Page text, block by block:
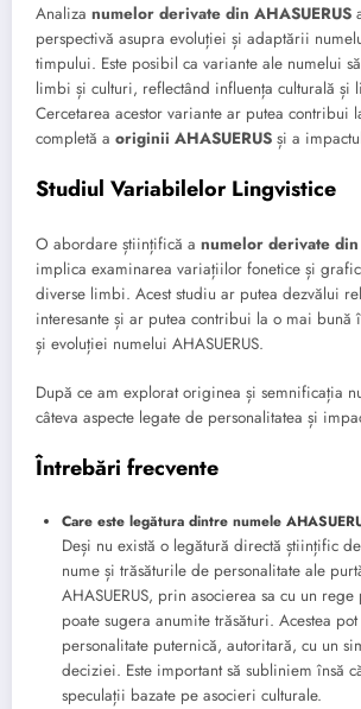
Analiza numelor derivate din AHASUERUS
perspectivă asupra evoluției și adaptării
timpului. Este posibil ca variante ale numelui
limbi și culturi, reflectând influența culturală și
Cercetarea acestor variante ar putea contribui
completă a originii AHASUERUS și a
Studiul Variabilelor Lingvistice
O abordare științifică a numelor derivate din
implica examinarea variațiilor fonetice și
diverse limbi. Acest studiu ar putea dezvălui
interesante și ar putea contribui la o mai bună
și evoluției numelui AHASUERUS.
După ce am explorat originea și semnificația
câteva aspecte legate de personalitatea și
Întrebări frecvente
Care este legătura dintre numele
Deși nu există o legătură directă științific
nume și trăsăturile de personalitate ale
AHASUERUS, prin asocierea sa cu un
poate sugera anumite trăsături. Acestea
personalitate puternică, autoritară, cu un
deciziei. Este important să subliniem însă
speculații bazate pe asocieri culturale.